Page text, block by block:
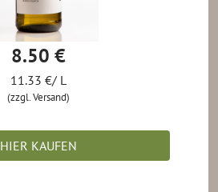
8.50 €
11.33 €/ L
(zzgl. Versand)
HIER KAUFEN